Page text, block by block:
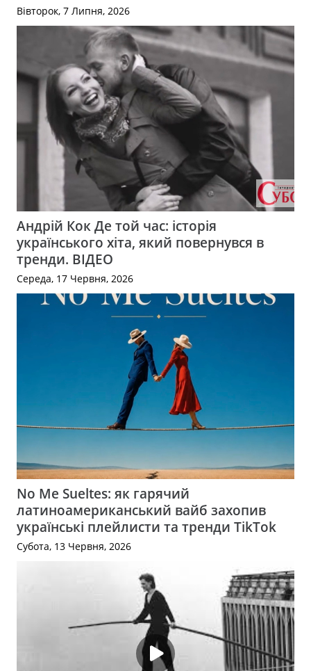
Вівторок, 7 Липня, 2026
Андрій Кок Де той час: історія
українського хіта, який повернувся в
тренди. ВІДЕО
Середа, 17 Червня, 2026
No Me Sueltes: як гарячий
латиноамериканський вайб захопив
українські плейлисти та тренди TikTok
Субота, 13 Червня, 2026